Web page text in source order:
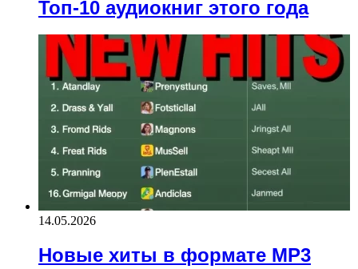
Топ-10 аудиокниг этого года
14.05.2026
Новые хиты в формате MP3